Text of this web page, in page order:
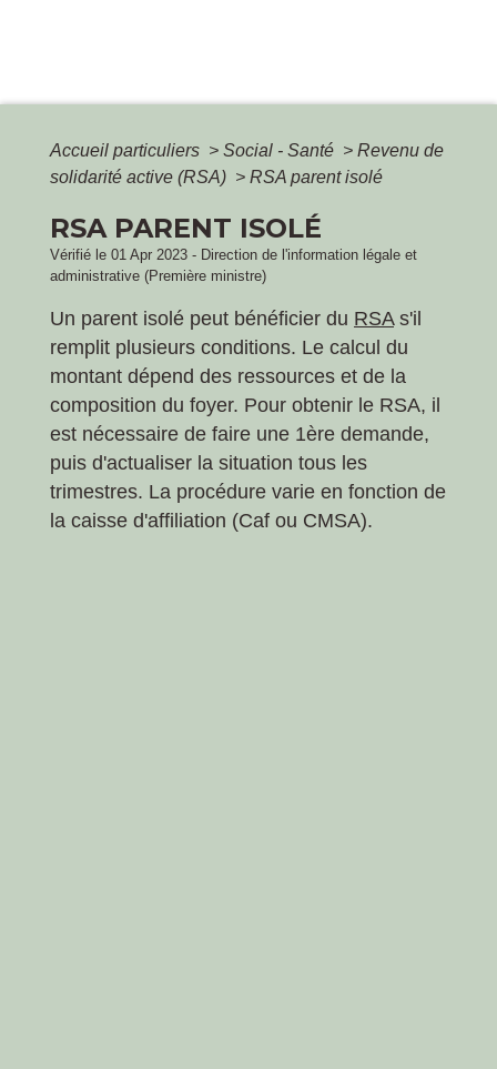
Accueil particuliers > Social - Santé > Revenu de
solidarité active (RSA) > RSA parent isolé
RSA PARENT ISOLÉ
Vérifié le 01 Apr 2023 - Direction de l'information légale et
administrative (Première ministre)
Un parent isolé peut bénéficier du RSAs'il
remplit plusieurs conditions. Le calcul du
montant dépend des ressources et de la
composition du foyer. Pour obtenir le RSA, il
est nécessaire de faire une 1ère demande,
puis d'actualiser la situation tous les
trimestres. La procédure varie en fonction de
la caisse d'affiliation (Caf ou CMSA).